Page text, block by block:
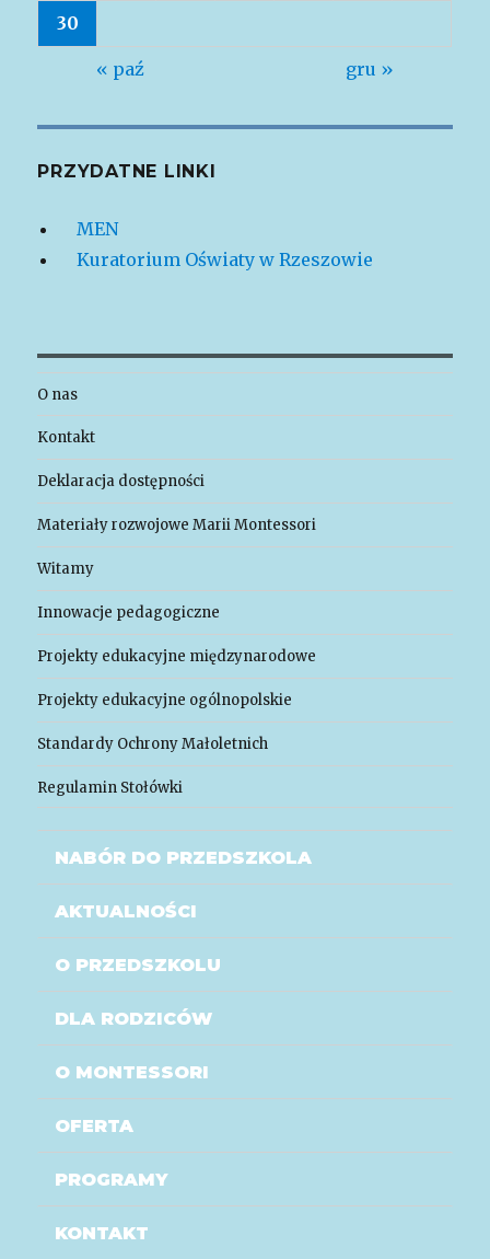
30
« paź gru »
PRZYDATNE LINKI
MEN
Kuratorium Oświaty w Rzeszowie
O nas
Kontakt
Deklaracja dostępności
Materiały rozwojowe Marii Montessori
Witamy
Innowacje pedagogiczne
Projekty edukacyjne międzynarodowe
Projekty edukacyjne ogólnopolskie
Standardy Ochrony Małoletnich
Regulamin Stołówki
NABÓR DO PRZEDSZKOLA
AKTUALNOŚCI
O PRZEDSZKOLU
DLA RODZICÓW
O MONTESSORI
OFERTA
PROGRAMY
KONTAKT